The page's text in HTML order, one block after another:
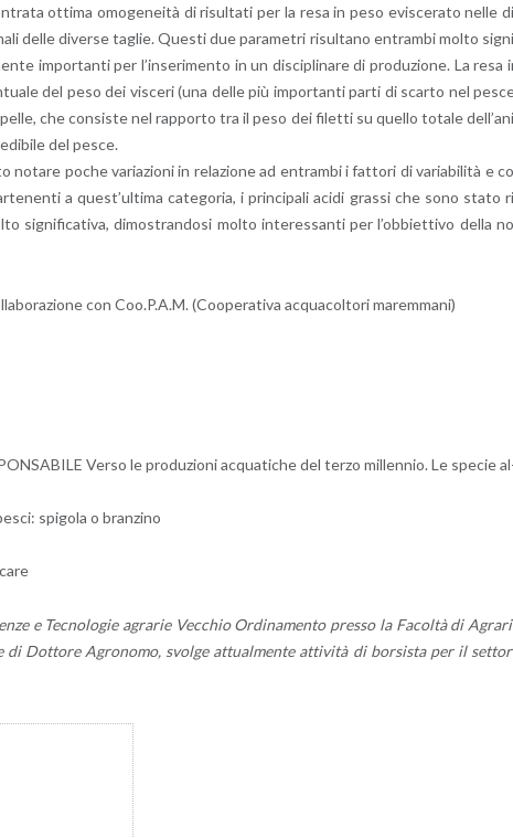
ot­ti­ma omo­ge­nei­tà di ri­sul­ta­ti per la resa in peso evi­sce­ra­to nelle
delle di­ver­se ta­glie. Que­sti due pa­ra­me­tri ri­sul­ta­no en­tram­bi molto
im­por­tan­ti per l’in­se­ri­men­to in un di­sci­pli­na­re di pro­du­zio­ne. La resa
del peso dei vi­sce­ri (una delle più im­por­tan­ti parti di scar­to nel
che con­si­ste nel rap­por­to tra il peso dei fi­let­ti su quel­lo to­ta­le
del pesce.
poche va­ria­zio­ni in re­la­zio­ne ad en­tram­bi i fat­to­ri di va­ria­bi­li­tà e
a que­st’ul­ti­ma ca­te­go­ria, i prin­ci­pa­li acidi gras­si che sono stato
si­gni­fi­ca­ti­va, di­mo­stran­do­si molto in­te­res­san­ti per l’ob­biet­ti­vo della
con Coo.P.A.M. (Coo­pe­ra­ti­va ac­qua­col­to­ri ma­rem­ma­ni)
Verso le pro­du­zio­ni ac­qua­ti­che del terzo mil­len­nio. Le spe­cie
spi­go­la o bran­zi­no
e Tec­no­lo­gie agra­rie Vec­chio Or­di­na­men­to pres­so la Fa­col­tà di
di Dot­to­re Agro­no­mo, svol­ge at­tual­men­te at­ti­vi­tà di bor­si­sta per il